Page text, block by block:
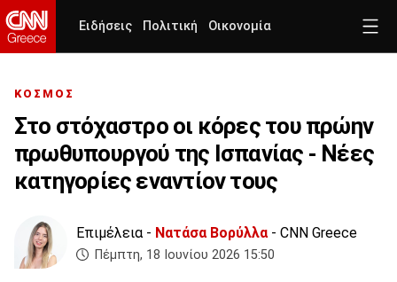
Ειδήσεις Πολιτική Οικονομία
ΚΟΣΜΟΣ
Στο στόχαστρο οι κόρες του πρώην
πρωθυπουργού της Ισπανίας - Νέες
κατηγορίες εναντίον τους
Επιμέλεια - Νατάσα Βορύλλα- CNN Greece
Πέμπτη, 18 Ιουνίου 2026 15:50